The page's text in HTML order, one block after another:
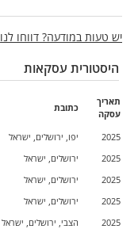
יש טעות במודעה? דווחו לנו
היסטורית עסקאות
תאריך
עסקה
כתובת
2025
יפו, ירושלים, ישראל
2025
ירושלים, ישראל
2025
ירושלים, ישראל
2025
ירושלים, ישראל
2025
הצבי, ירושלים, ישראל